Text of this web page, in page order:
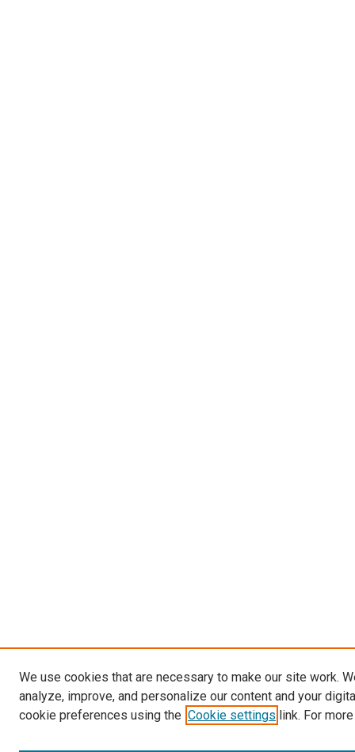
We use cookies that are necessary to make our site work.
analyze, improve, and personalize our content and your
cookie preferences using the Cookie settings link. For